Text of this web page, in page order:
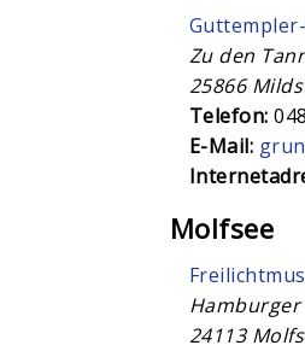
Zu den
25866
Telefon:
E-Mail:
Molfsee
24113